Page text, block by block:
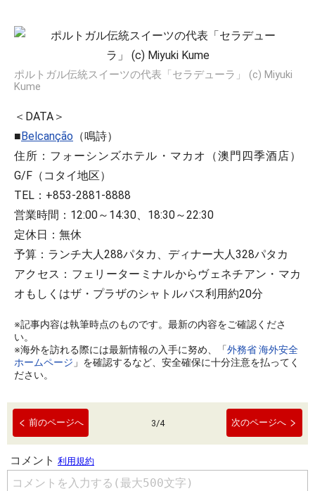
ポルトガル伝統スイーツの代表「セラデューラ」 (c) Miyuki
Kume
＜DATA＞
■Belcanção （鳴詩）
住所：フォーシンズホテル・マカオ（澳門四季酒店）
G/F（コタイ地区）
TEL：+853-2881-8888
営業時間：12:00～14:30、18:30～22:30
定休日：無休
予算：ランチ大人288パタカ、ディナー大人328パタカ
アクセス：フェリーターミナルからヴェネチアン・マカ
オもしくはザ・プラザのシャトルバス利用約20分
※記事内容は執筆時点のものです。最新の内容をご確認くださ
い。
※海外を訪れる際には最新情報の入手に努め、「外務省 海外安全
ホームページ 」を確認するなど、安全確保に十分注意を払ってく
ださい。
前のページへ 3/4 次のページへ